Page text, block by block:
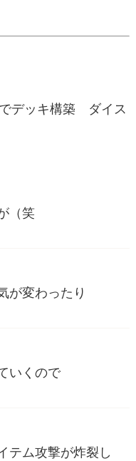
デッキ構築 ダイス
（笑
が変わったり
いくので
テム攻撃が炸裂し